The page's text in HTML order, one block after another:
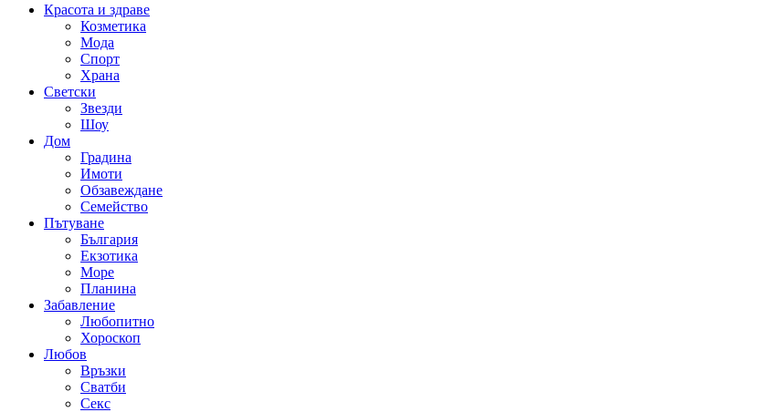
Красота и здраве
Козметика
Мода
Спорт
Храна
Светски
Звезди
Шоу
Дом
Градина
Имоти
Обзавеждане
Семейство
Пътуване
България
Екзотика
Море
Планина
Забавление
Любопитно
Хороскоп
Любов
Връзки
Сватби
Секс